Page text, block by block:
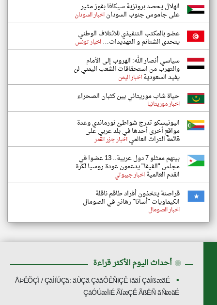
الهلال يحصد برونزية سيكافا بفوز مثير
على جاموس جنوب السوداناخبار السودان
عضو بالمكتب التنفيذي للائتلاف الوطني
يتحدى الشتائم و التهديدات…اخبار تونس
سياسي أنصار الله: الهروب إلى الأمام
والتهرب من استحقاقات الشعب اليمني لن
يفيد السعوديةاخبار اليمن
حياة شاب موريتاني بين كثبان الصحراء
اخبار موريتانيا
اليونيسكو تدرج شواطئ نورماندي وعدة
مواقع أخرى أحدها في بلد عربي على
قائمة التراث العالمياخبار جزر القمر
بينهم ممثلو 7 دول عربية.. 13 عضوا في
مجلس "الفيفا" يدعمون عودة روسيا لكرة
القدم العالميةاخبار جيبوتي
قراصنة يتخذون أفراد طاقم ناقلة
الكيماويات "أسانا" رهائن في الصومال
اخبار الصومال
◉ أحداث اليوم الأكثر قراءة
ÅÞÊÕÇÏ / ÇáÌÏÚÇä: äÙÇã ÇáãÔÊÑíÇÊ íãäÍ ÇáÍßæãÉ
ÇáÓÚæÏíÉ ÃÏæÇÊ ÃßËÑ ãÑæäÉ